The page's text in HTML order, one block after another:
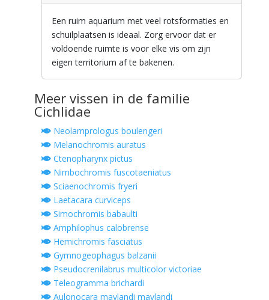
Een ruim aquarium met veel rotsformaties en
schuilplaatsen is ideaal. Zorg ervoor dat er
voldoende ruimte is voor elke vis om zijn
eigen territorium af te bakenen.
Meer vissen in de familie
Cichlidae
Neolamprologus boulengeri
Melanochromis auratus
Ctenopharynx pictus
Nimbochromis fuscotaeniatus
Sciaenochromis fryeri
Laetacara curviceps
Simochromis babaulti
Amphilophus calobrense
Hemichromis fasciatus
Gymnogeophagus balzanii
Pseudocrenilabrus multicolor victoriae
Teleogramma brichardi
Aulonocara maylandi maylandi